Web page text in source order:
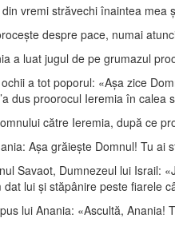
vremi străvechi înaintea
despre pace, numai
a luat jugul de pe grumazul
a tot poporul: «Aşa zice
dus proorocul Ieremia în calea
către Ieremia, după ce
Aşa grăieşte Domnul! Tu
Savaot, Dumnezeul lui Israil:
lui şi stăpânire peste fiarele
lui Anania: «Ascultă,